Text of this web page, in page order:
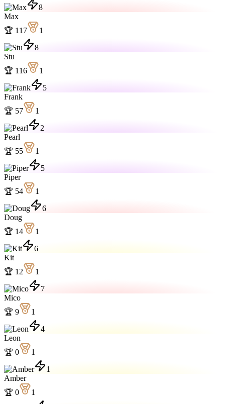
8
Max
🏆 117
1
8
Stu
🏆 116
1
5
Frank
🏆 57
1
2
Pearl
🏆 55
1
5
Piper
🏆 54
1
6
Doug
🏆 14
1
6
Kit
🏆 12
1
7
Mico
🏆 9
1
4
Leon
🏆 0
1
1
Amber
🏆 0 1